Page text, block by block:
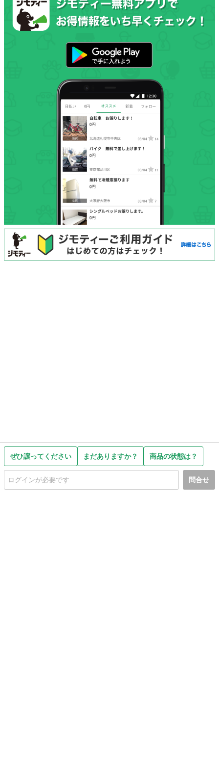
ぜひ譲ってください まだありますか？ 商品の状態は？
問合せ